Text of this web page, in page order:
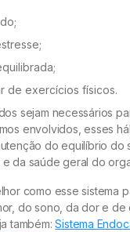
de exercícios físicos.
sejam necessários
envolvidos, esses
do equilíbrio do
da saúde geral do
como esse sistema
do sono, da dor e de
também:Sistema